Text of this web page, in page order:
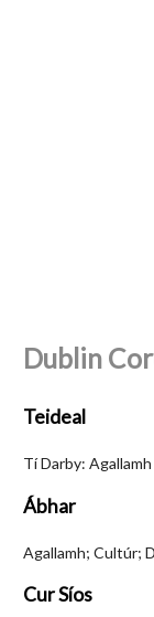
Dublin
Teideal
Tí Darby:
Ábhar
Agallamh; Cultúr;
Cur Síos